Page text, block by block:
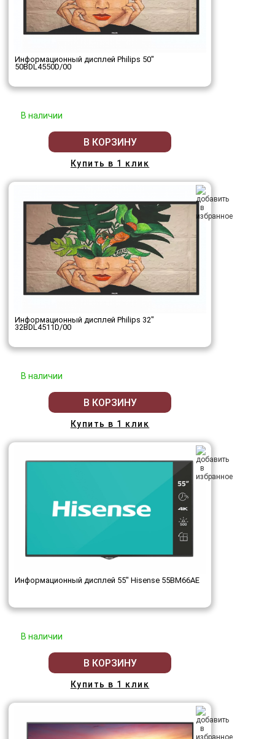
Информационный дисплей Philips 50"
50BDL4550D/00
В наличии
В КОРЗИНУ
Купить в 1 клик
Информационный дисплей Philips 32"
32BDL4511D/00
В наличии
В КОРЗИНУ
Купить в 1 клик
Информационный дисплей 55" Hisense 55BM66AE
В наличии
В КОРЗИНУ
Купить в 1 клик